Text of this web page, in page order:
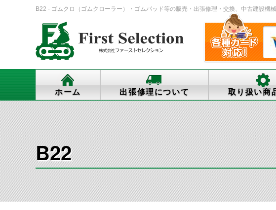
B22 - ゴムクロ（ゴムクローラー）・ゴムパッド等の販売・出張修理・交換、中古建設機
ホーム 出張修理について 取り扱い商
B22